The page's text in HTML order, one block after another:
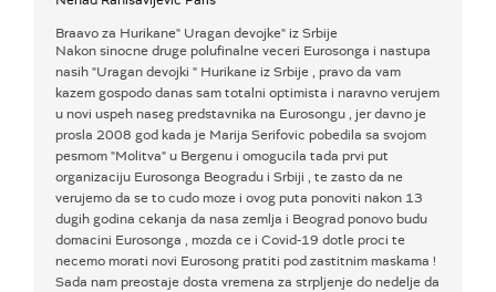
Braavo za Hurikane" Uragan devojke" iz Srbije
Nakon sinocne druge polufinalne veceri Eurosonga i nastupa
nasih "Uragan devojki " Hurikane iz Srbije , pravo da vam
kazem gospodo danas sam totalni optimista i naravno verujem
u novi uspeh naseg predstavnika na Eurosongu , jer davno je
prosla 2008 god kada je Marija Serifovic pobedila sa svojom
pesmom "Molitva" u Bergenu i omogucila tada prvi put
organizaciju Eurosonga Beogradu i Srbiji , te zasto da ne
verujemo da se to cudo moze i ovog puta ponoviti nakon 13
dugih godina cekanja da nasa zemlja i Beograd ponovo budu
domacini Eurosonga , mozda ce i Covid-19 dotle proci te
necemo morati novi Eurosong pratiti pod zastitnim maskama !
Sada nam preostaje dosta vremena za strpljenje do nedelje da